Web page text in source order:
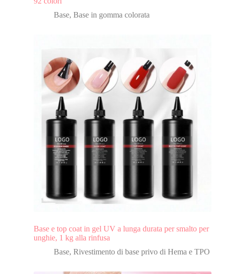
Base, Base in gomma colorata
Base e top coat in gel UV a lunga durata per smalto per
unghie, 1 kg alla rinfusa
Base, Rivestimento di base privo di Hema e TPO